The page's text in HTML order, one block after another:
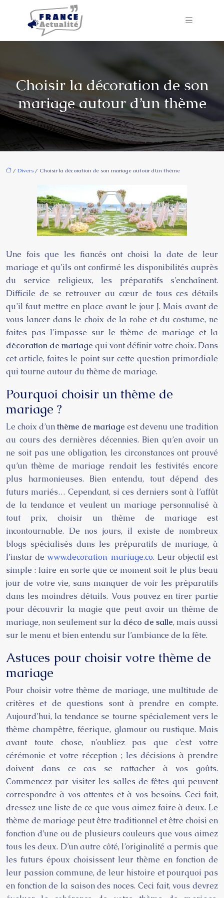
Choisir la décoration de son
mariage autour d’un thème
/ Divers / Choisir la décoration de son mariage autour d’un thème
Une fois que les fiancés ont choisi la date de leur
mariage et qu’ils ont confirmé les disponibilités auprès
du service religieux, les préparatifs s’enchaînent.
Difficile de se retrouver au cœur de tous ces détails
qu’il faut mettre en place avant le jour J. Mais avant de
vous lancer dans le choix de la robe et du costume, ne
faites pas l’impasse sur le thème de mariage et la
décoration de mariage qui vont définir votre choix. Dans
cet article, faites le point sur cette question primordiale
qui tourne autour du thème de mariage.
Pourquoi choisir un thème de
mariage ?
Le choix d’unthème de mariage est devenu une tradition
au cours des dernières décennies. Bien qu’en avoir un
ne soit pas une obligation, les circonstances ont prouvé
qu’un thème de mariage rendait les festivités encore
plus harmonieuses. Bien entendu, tout dépend des
futurs mariés… Cependant, si ces derniers sont à l’affût
de la tendance et veulent un mariage personnalisé à
tout prix, choisir un thème de mariage est
incontournable. De nos jours, il existe de nombreux
blogs spécialisés dans les préparatifs de mariage, à
l’instar dewww.decoration-mariage.co. Leur objectif est
simple : faire en sorte que ce moment soit le plus beau
jour de votre vie, sans manquer de voir les préparatifs
dans les moindres détails. Vous pouvez en tirer partie
pour découvrir la magie que peut avoir un thème de
mariage, non seulement sur la déco de salle, mais aussi
sur le menu et bien entendu sur l’ambiance de la fête.
Astuces pour choisir votre thème de
mariage
Pour choisir votre thème de mariage, une multitude de
critères et de questions sont à prendre en compte.
Aujourd’hui, la tendance se tourne spécialement vers le
thème champêtre, féerique, glamour ou rustique. Mais
avant toute chose, n’oubliez pas que c’est votre
cérémonie et votre réception ; les décisions à prendre
doivent dans ce cas se rattacher à vos goûts.
Commencez par visiter les salles de fêtes qui peuvent
correspondre à vos attentes et à vos besoins. Ceci fait,
dressez une liste de ce que vous aimez faire à deux. Le
thème de mariage peut être traditionnel et être choisi en
fonction d’une ou de plusieurs couleurs que vous aimez
tous les deux. D’un autre côté, l’originalité a permis que
les futurs époux choisissent leur thème en fonction de
leur passion commune, de leur histoire et pourquoi pas
en fonction de la saison des noces. Ceci fait, vous devrez